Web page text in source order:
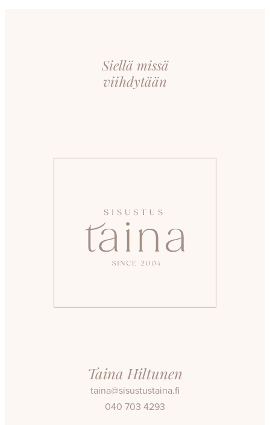
Siellä missä
viihdytään
Taina Hiltunen
taina@sisustustaina.fi
040 703 4293